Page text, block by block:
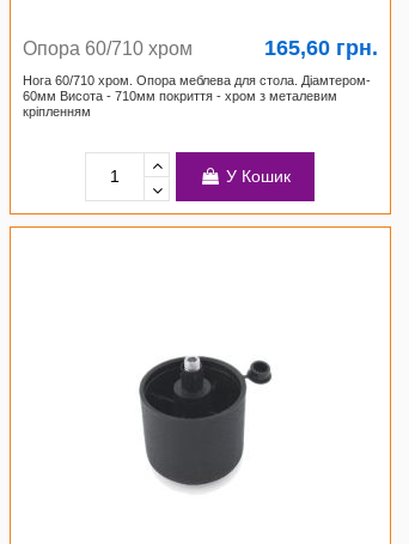
Опора 60/710 хром 165,60 грн.
Нога 60/710 хром. Опора меблева для стола. Діамтером-
60мм Висота - 710мм покриття - хром з металевим
кріпленням
У Кошик